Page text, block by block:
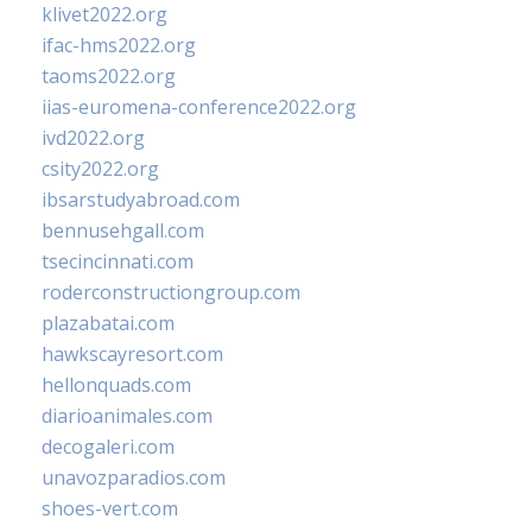
klivet2022.org
ifac-hms2022.org
taoms2022.org
iias-euromena-conference2022.org
ivd2022.org
csity2022.org
ibsarstudyabroad.com
bennusehgall.com
tsecincinnati.com
roderconstructiongroup.com
plazabatai.com
hawkscayresort.com
hellonquads.com
diarioanimales.com
decogaleri.com
unavozparadios.com
shoes-vert.com